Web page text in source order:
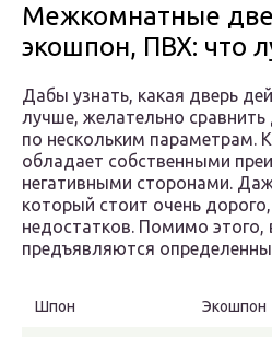
Межкомнатные
экошпон, ПВХ: что
Дабы узнать, какая дверь
лучше, желательно сравнить
по нескольким параметрам.
обладает собственными
негативными сторонами.
который стоит очень
недостатков. Помимо
предъявляются
Шпон Экошпон